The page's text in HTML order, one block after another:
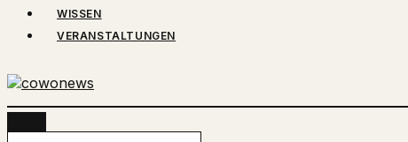
WISSEN
VERANSTALTUNGEN
COWONEWS
Gaming, Influencer, Unterhaltung und mehr